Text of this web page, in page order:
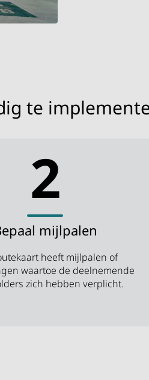
te
2
mijlpalen
heeft mijlpalen of
waartoe de deelnemende
zich hebben verplicht.